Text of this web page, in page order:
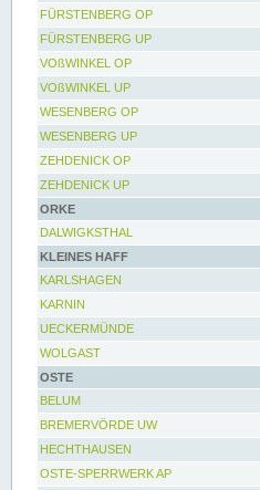
FÜRSTENBERG OP
FÜRSTENBERG UP
VOßWINKEL OP
VOßWINKEL UP
WESENBERG OP
WESENBERG UP
ZEHDENICK OP
ZEHDENICK UP
ORKE
DALWIGKSTHAL
KLEINES HAFF
KARLSHAGEN
KARNIN
UECKERMÜNDE
WOLGAST
OSTE
BELUM
BREMERVÖRDE UW
HECHTHAUSEN
OSTE-SPERRWERK AP